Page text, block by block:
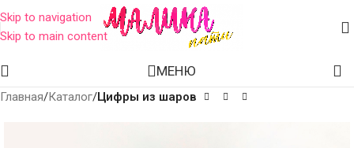
Skip to navigation
Skip to main content
МЕНЮ
Главная Каталог Цифры из шаров